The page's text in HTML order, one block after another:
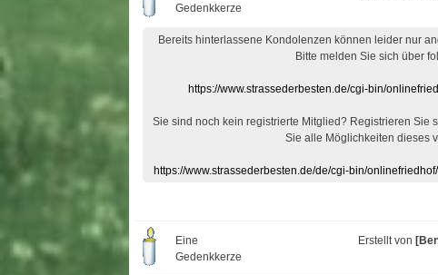
Gedenkkerze
Bereits hinterlassene Kondolenzen können leider nur
Bitte melden Sie sich über
https://www.strassederbesten.de/cgi-bin/
Sie sind noch kein registrierte Mitglied? Registrieren Sie
Sie alle Möglichkeiten dieses
https://www.strassederbesten.de/de/cgi-bin/
Eine
Gedenkkerze
Erstellt von